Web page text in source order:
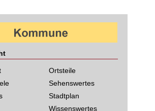
Ortsteile
Sehenswertes
Stadtplan
Wissenswertes